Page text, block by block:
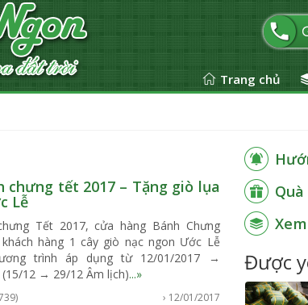
Trang chủ
chưng tết 2017 – Tặng giò lụa
Lễ
Tết 2017, cửa hàng Bánh Chưng
hàng 1 cây giò nạc ngon Ước Lễ
trình áp dụng từ 12/01/2017 →
(15/12 → 29/12 Âm lịch)...»
› 12/01/2017
Được